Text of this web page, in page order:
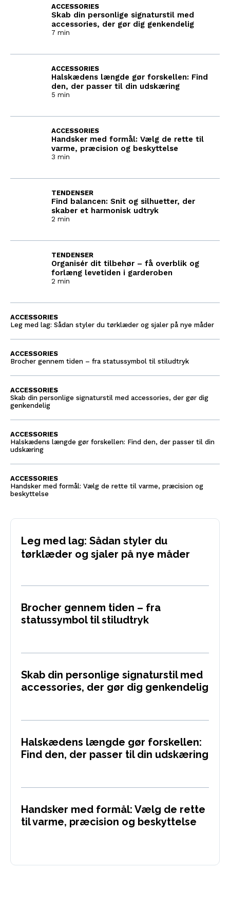
Skab din personlige signaturstil med
accessories, der gør dig genkendelig
ACCESSORIES
7 min
Halskædens længde gør forskellen: Find
den, der passer til din udskæring
ACCESSORIES
5 min
Handsker med formål: Vælg de rette til
varme, præcision og beskyttelse
ACCESSORIES
3 min
Find balancen: Snit og silhuetter, der
skaber et harmonisk udtryk
TENDENSER
2 min
Organisér dit tilbehør – få overblik og
forlæng levetiden i garderoben
TENDENSER
2 min
Leg med lag: Sådan styler du tørklæder og sjaler på nye måder
ACCESSORIES
Brocher gennem tiden – fra statussymbol til stiludtryk
ACCESSORIES
Skab din personlige signaturstil med accessories, der gør dig
genkendelig
ACCESSORIES
Halskædens længde gør forskellen: Find den, der passer til din
udskæring
ACCESSORIES
Handsker med formål: Vælg de rette til varme, præcision og
beskyttelse
ACCESSORIES
Leg med lag: Sådan styler du
tørklæder og sjaler på nye måder
Brocher gennem tiden – fra
statussymbol til stiludtryk
Skab din personlige signaturstil med
accessories, der gør dig genkendelig
Halskædens længde gør forskellen:
Find den, der passer til din udskæring
Handsker med formål: Vælg de rette
til varme, præcision og beskyttelse